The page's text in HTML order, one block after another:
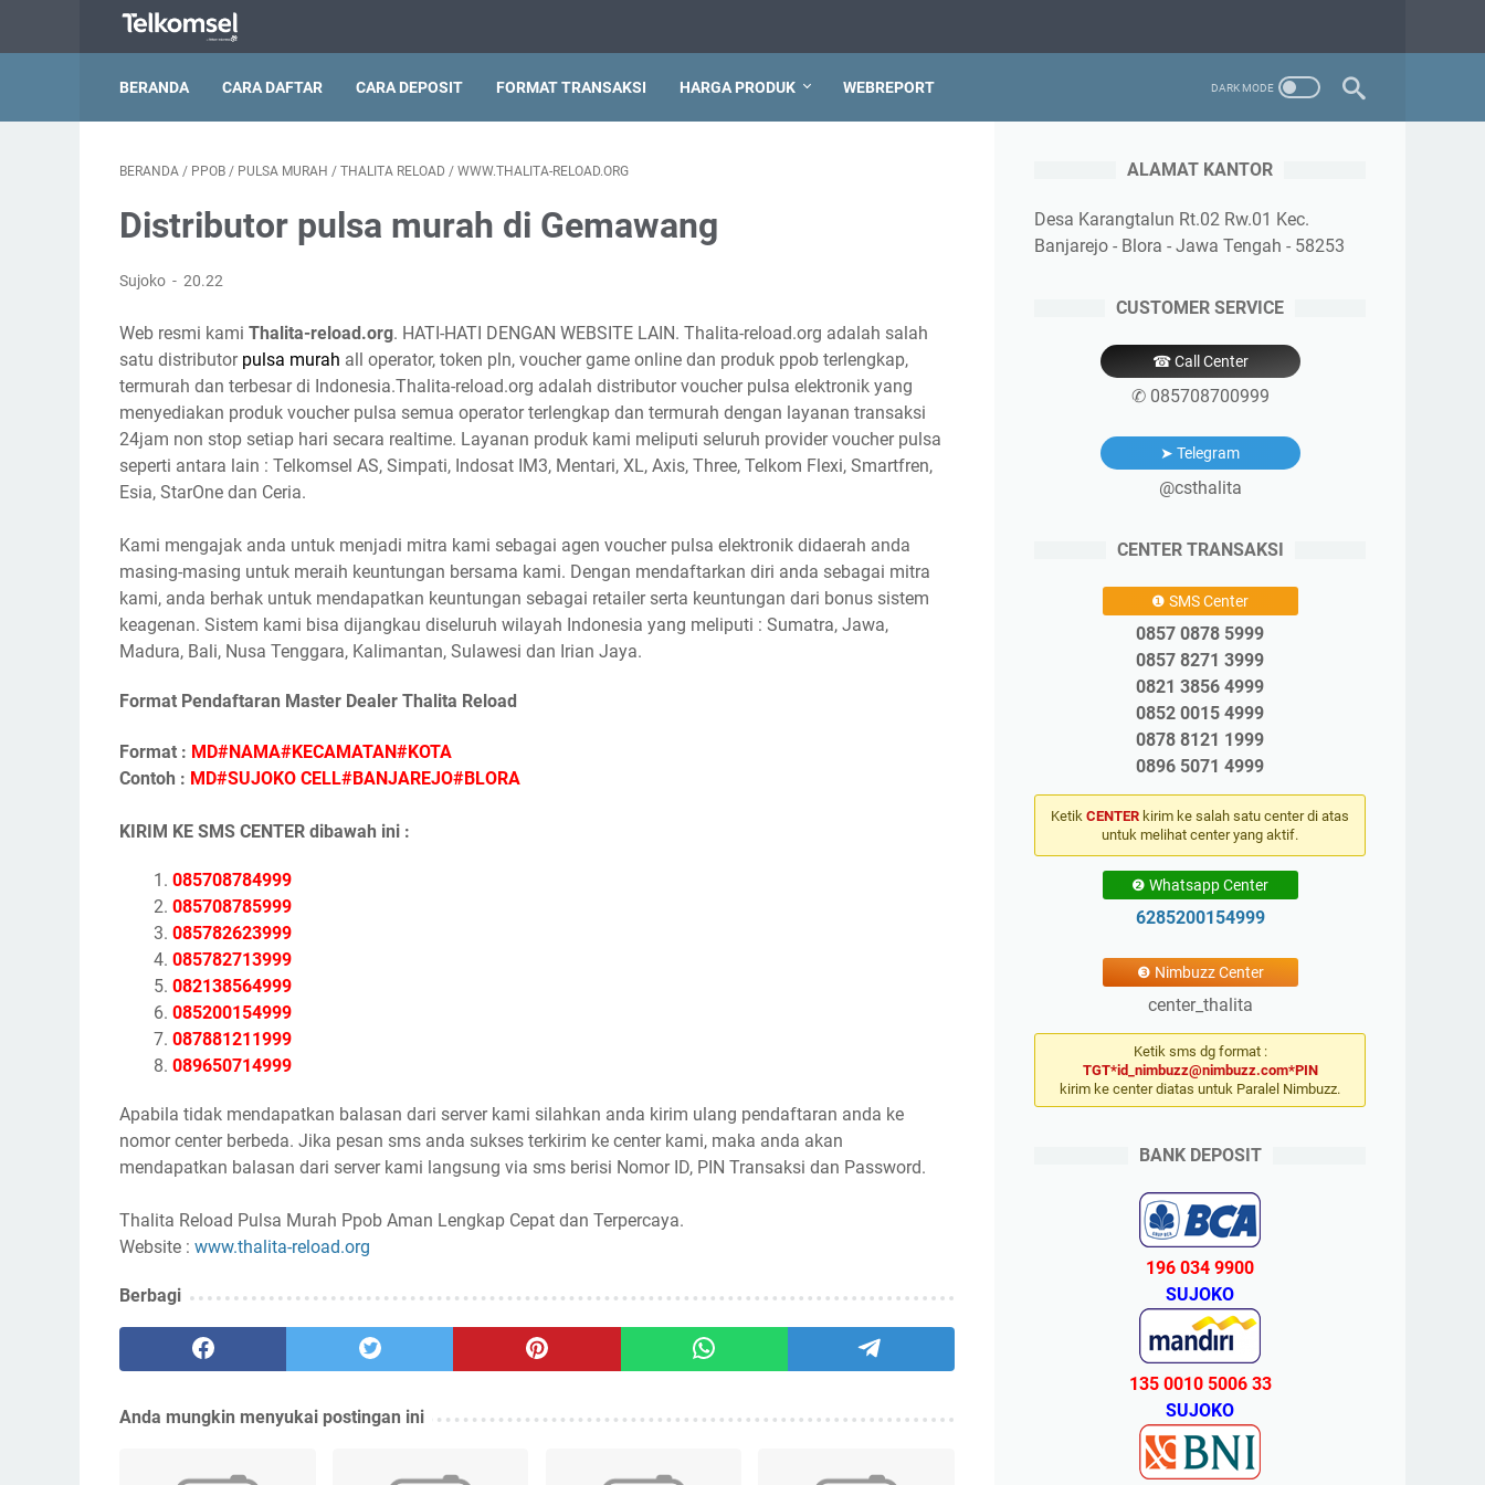
BERANDA CARA DAFTAR CARA DEPOSIT FORMAT TRANSAKSI HARGA PRODUK WEBREPORT
BERANDA / PPOB / PULSA MURAH / THALITA RELOAD / WWW.THALITA-RELOAD.ORG
Distributor pulsa murah di Gemawang
Sujoko 20.22
Web resmi kami Thalita-reload.org. HATI-HATI DENGAN WEBSITE LAIN. Thalita-reload.org adalah salah
satu distributor pulsa murah all operator, token pln, voucher game online dan produk ppob terlengkap,
termurah dan terbesar di Indonesia.Thalita-reload.org adalah distributor voucher pulsa elektronik yang
menyediakan produk voucher pulsa semua operator terlengkap dan termurah dengan layanan transaksi
24jam non stop setiap hari secara realtime. Layanan produk kami meliputi seluruh provider voucher pulsa
seperti antara lain : Telkomsel AS, Simpati, Indosat IM3, Mentari, XL, Axis, Three, Telkom Flexi, Smartfren,
Esia, StarOne dan Ceria.
Kami mengajak anda untuk menjadi mitra kami sebagai agen voucher pulsa elektronik didaerah anda
masing-masing untuk meraih keuntungan bersama kami. Dengan mendaftarkan diri anda sebagai mitra
kami, anda berhak untuk mendapatkan keuntungan sebagai retailer serta keuntungan dari bonus sistem
keagenan. Sistem kami bisa dijangkau diseluruh wilayah Indonesia yang meliputi : Sumatra, Jawa,
Madura, Bali, Nusa Tenggara, Kalimantan, Sulawesi dan Irian Jaya.
Format Pendaftaran Master Dealer Thalita Reload
Format : MD#NAMA#KECAMATAN#KOTA
Contoh : MD#SUJOKO CELL#BANJAREJO#BLORA
KIRIM KE SMS CENTER dibawah ini :
085708784999
085708785999
085782623999
085782713999
082138564999
085200154999
087881211999
089650714999
Apabila tidak mendapatkan balasan dari server kami silahkan anda kirim ulang pendaftaran anda ke
nomor center berbeda. Jika pesan sms anda sukses terkirim ke center kami, maka anda akan
mendapatkan balasan dari server kami langsung via sms berisi Nomor ID, PIN Transaksi dan Password.
Thalita Reload Pulsa Murah Ppob Aman Lengkap Cepat dan Terpercaya.
Website : www.thalita-reload.org
Berbagi
Anda mungkin menyukai postingan ini
ALAMAT KANTOR
Desa Karangtalun Rt.02 Rw.01 Kec.
Banjarejo - Blora - Jawa Tengah - 58253
CUSTOMER SERVICE
☎ Call Center
✆ 085708700999
➤ Telegram
@csthalita
CENTER TRANSAKSI
❶ SMS Center
0857 0878 5999
0857 8271 3999
0821 3856 4999
0852 0015 4999
0878 8121 1999
0896 5071 4999
Ketik CENTER kirim ke salah satu center di atas
untuk melihat center yang aktif.
❷ Whatsapp Center
6285200154999
❸ Nimbuzz Center
center_thalita
Ketik sms dg format :
TGT*id_nimbuzz@nimbuzz.com*PIN
kirim ke center diatas untuk Paralel Nimbuzz.
BANK DEPOSIT
196 034 9900
SUJOKO
135 0010 5006 33
SUJOKO